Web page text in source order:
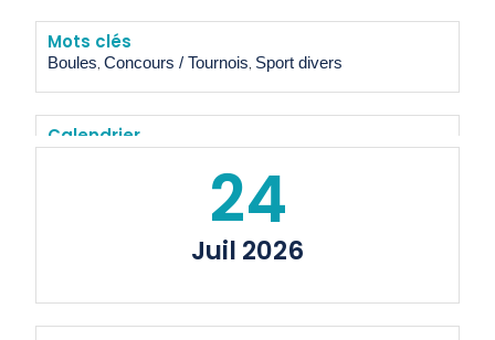
Mots clés
Boules, Concours / Tournois, Sport divers
Calendrier
24
Juil 2026